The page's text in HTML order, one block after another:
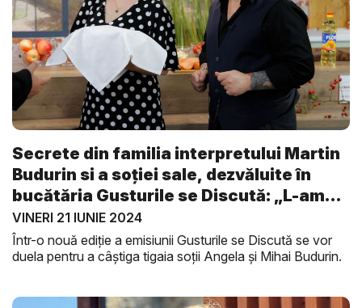
Secrete din familia interpretului Martin
Budurin si a soției sale, dezvăluite în
bucătăria Gusturile se Discută: „L-am
d...
VINERI 21 IUNIE 2024
Într-o nouă ediție a emisiunii Gusturile se Discută se vor
duela pentru a câștiga tigaia soții Angela și Mihai Budurin.